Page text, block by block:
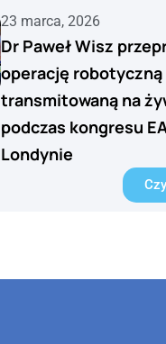
23 marca, 2026
Dr Paweł Wisz
operację robotyczną
transmitowaną na
podczas kongresu
Londynie